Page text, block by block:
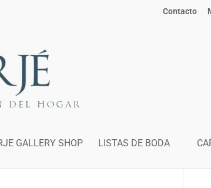
Contacto
GALLERY SHOP LISTAS DE BODA